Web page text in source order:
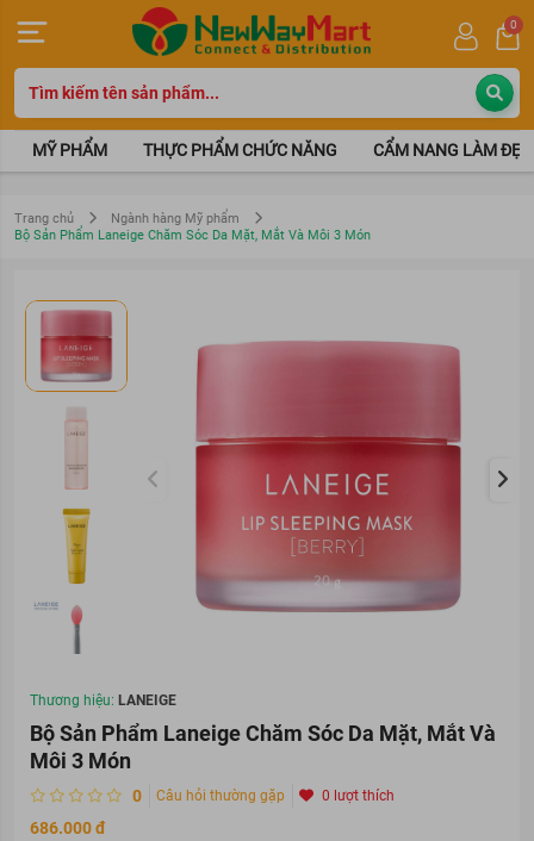
0
MỸ PHẨM THỰC PHẨM CHỨC NĂNG CẨM NANG LÀM ĐẸP
Trang chủ
Ngành hàng Mỹ phẩm
Bộ Sản Phẩm Laneige Chăm Sóc Da Mặt, Mắt Và Môi 3 Món
Thương hiệu: LANEIGE
Bộ Sản Phẩm Laneige Chăm Sóc Da Mặt, Mắt Và
Môi 3 Món
0 Câu hỏi thường gặp 0 lượt thích
686.000 đ